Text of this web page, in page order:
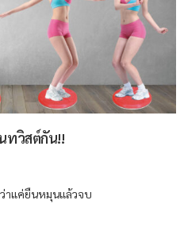
ทวิสต์กัน!!
าแค่ยืนหมุนแล้วจบ